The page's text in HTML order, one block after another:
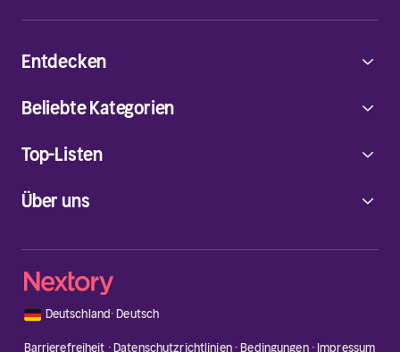
Über uns
Entdecken
Beliebte Kategorien
Top-Listen
🇩🇪 Deutschland·Deutsch
Barrierefreiheit ·Datenschutzrichtlinien·Bedingungen· Impressum